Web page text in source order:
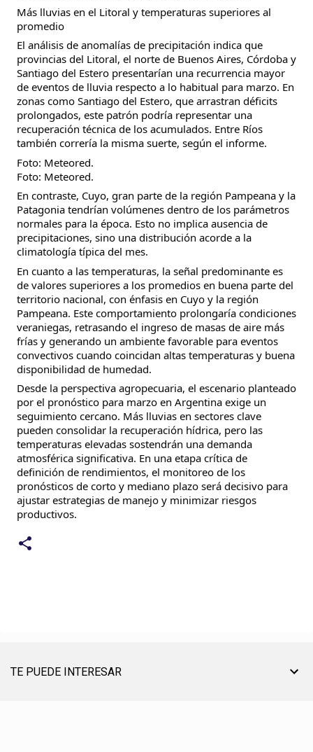
Más lluvias en el Litoral y temperaturas superiores al
promedio
El análisis de anomalías de precipitación indica que
provincias del Litoral, el norte de Buenos Aires, Córdoba y
Santiago del Estero presentarían una recurrencia mayor
de eventos de lluvia respecto a lo habitual para marzo. En
zonas como Santiago del Estero, que arrastran déficits
prolongados, este patrón podría representar una
recuperación técnica de los acumulados. Entre Ríos
también correría la misma suerte, según el informe.
Foto: Meteored.
Foto: Meteored.
En contraste, Cuyo, gran parte de la región Pampeana y la
Patagonia tendrían volúmenes dentro de los parámetros
normales para la época. Esto no implica ausencia de
precipitaciones, sino una distribución acorde a la
climatología típica del mes.
En cuanto a las temperaturas, la señal predominante es
de valores superiores a los promedios en buena parte del
territorio nacional, con énfasis en Cuyo y la región
Pampeana. Este comportamiento prolongaría condiciones
veraniegas, retrasando el ingreso de masas de aire más
frías y generando un ambiente favorable para eventos
convectivos cuando coincidan altas temperaturas y buena
disponibilidad de humedad.
Desde la perspectiva agropecuaria, el escenario planteado
por el pronóstico para marzo en Argentina exige un
seguimiento cercano. Más lluvias en sectores clave
pueden consolidar la recuperación hídrica, pero las
temperaturas elevadas sostendrán una demanda
atmosférica significativa. En una etapa crítica de
definición de rendimientos, el monitoreo de los
pronósticos de corto y mediano plazo será decisivo para
ajustar estrategias de manejo y minimizar riesgos
productivos.
TE PUEDE INTERESAR